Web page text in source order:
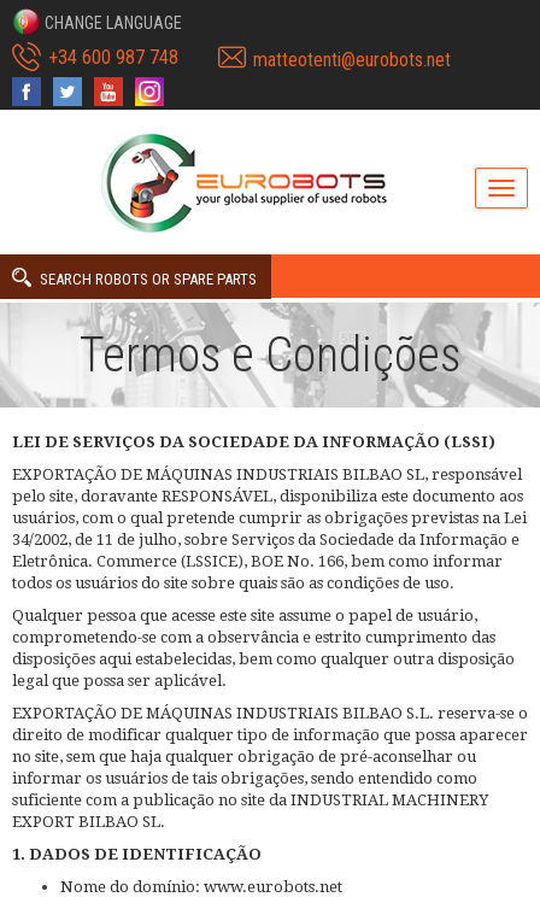
CHANGE LANGUAGE
+34 600 987 748 matteotenti@eurobots.net
SEARCH ROBOTS OR SPARE PARTS
Termos e Condições
LEI DE SERVIÇOS DA SOCIEDADE DA INFORMAÇÃO (LSSI)
EXPORTAÇÃO DE MÁQUINAS INDUSTRIAIS BILBAO SL, responsável
pelo site, doravante RESPONSÁVEL, disponibiliza este documento aos
usuários, com o qual pretende cumprir as obrigações previstas na Lei
34/2002, de 11 de julho, sobre Serviços da Sociedade da Informação e
Eletrônica. Commerce (LSSICE), BOE No. 166, bem como informar
todos os usuários do site sobre quais são as condições de uso.
Qualquer pessoa que acesse este site assume o papel de usuário,
comprometendo-se com a observância e estrito cumprimento das
disposições aqui estabelecidas, bem como qualquer outra disposição
legal que possa ser aplicável.
EXPORTAÇÃO DE MÁQUINAS INDUSTRIAIS BILBAO S.L. reserva-se o
direito de modificar qualquer tipo de informação que possa aparecer
no site, sem que haja qualquer obrigação de pré-aconselhar ou
informar os usuários de tais obrigações, sendo entendido como
suficiente com a publicação no site da INDUSTRIAL MACHINERY
EXPORT BILBAO SL.
1. DADOS DE IDENTIFICAÇÃO
Nome do domínio: www.eurobots.net